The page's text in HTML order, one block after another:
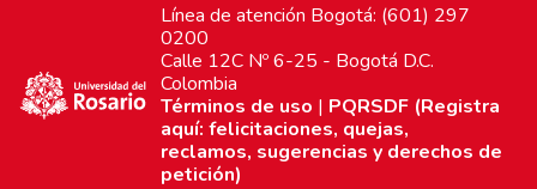
Línea de atención Bogotá: (601) 297
0200
Calle 12C Nº 6-25 - Bogotá D.C.
Colombia
Términos de uso | PQRSDF (Registra
aquí: felicitaciones, quejas,
reclamos, sugerencias y derechos de
petición)